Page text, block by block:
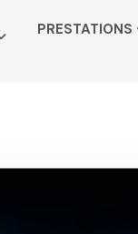
PRESTATIONS